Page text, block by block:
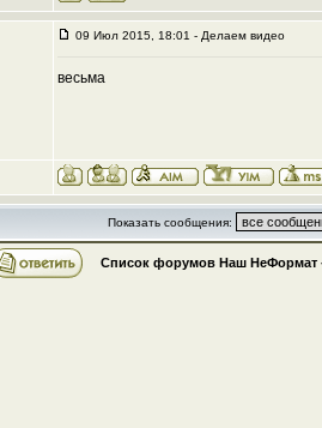
09 Июл 2015, 18:01 - Делаем видео
весьма
Показать сообщения:
Список форумов Наш НеФормат